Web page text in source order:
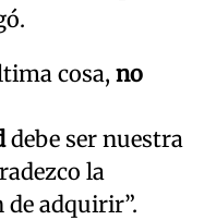
cosa, no
debe ser nuestra
la
de adquirir”.